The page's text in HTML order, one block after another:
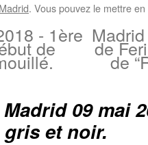
Madrid. Vous pouvez le mettre
- 1ère
de de
de
Madrid 09 mai
et noir.